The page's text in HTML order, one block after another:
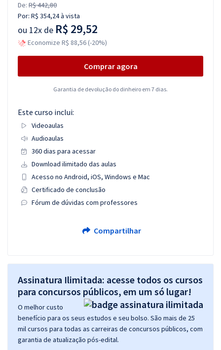
De: R$ 442,80
Por: R$ 354,24à vista
ou 12x de R$ 29,52
Economize R$ 88,56 (-20%)
Comprar agora
Garantia de devolução do dinheiro em 7 dias.
Este curso inclui:
Videoaulas
Audioaulas
360 dias para acessar
Download ilimitado das aulas
Acesso no Android, iOS, Windows e Mac
Certificado de conclusão
Fórum de dúvidas com professores
Compartilhar
Assinatura Ilimitada: acesse todos os cursos
para concursos públicos, em um só lugar!
O melhor custo
benefício para os seus estudos e seu bolso. São mais de 25
mil cursos para todas as carreiras de concursos públicos, com
garantia de atualização pós-edital.